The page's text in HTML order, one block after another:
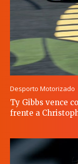
Desporto Motorizado
Ty Gibbs vence
frente a